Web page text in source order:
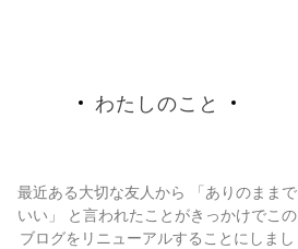
わたしのこと
最近ある大切な友人から 「ありのままで
いい」 と言われたことがきっかけでこの
ブログをリニューアルすることにしまし